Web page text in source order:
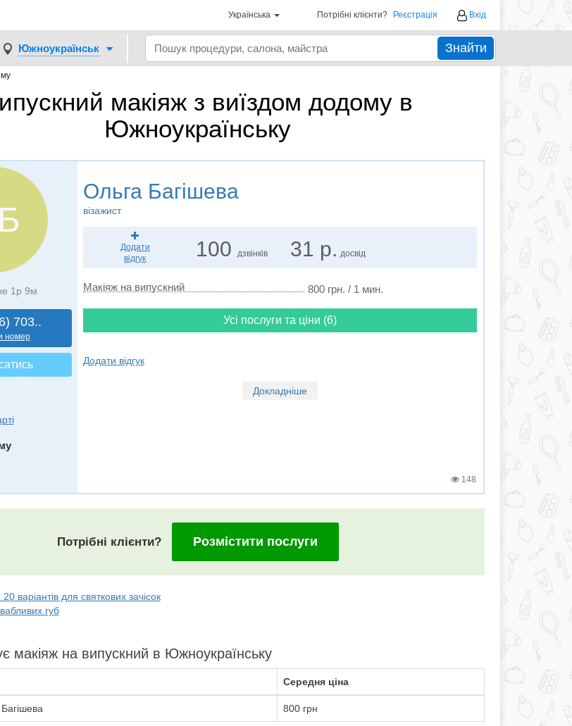
Українська Потрібні клієнти? Реєстрація Вхід
Южноукраїнськ Знайти
макіяж з виїздом додому в
Южноукраїнську
1р 9м
703..
номер
Ольга Багішева
візажист
Додати
відгук
100 дзвінків 31 р. досвід
Макіяж на випускний 800 грн. / 1 мин.
Усі послуги та ціни (6)
Додати відгук
Докладніше
148
Потрібні клієнти? Розмістити послуги
варіантів для святкових зачісок
губ
макіяж на випускний в Южноукраїнську
Середня ціна
800 грн